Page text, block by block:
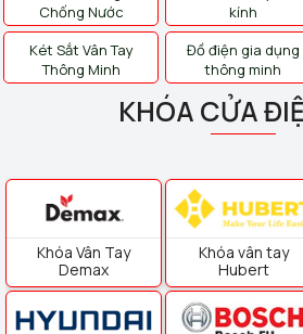
Chống Nước
kính
Két Sắt Vân Tay
Thông Minh
Đồ điện gia dụng
thông minh
KHÓA CỬA
Khóa Vân Tay
Demax
Khóa vân tay
Hubert